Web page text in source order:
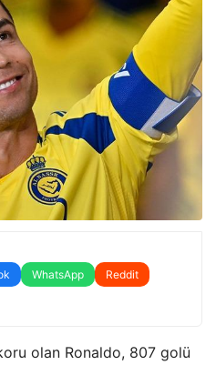
WhatsApp
Reddit
olan Ronaldo, 807 golü